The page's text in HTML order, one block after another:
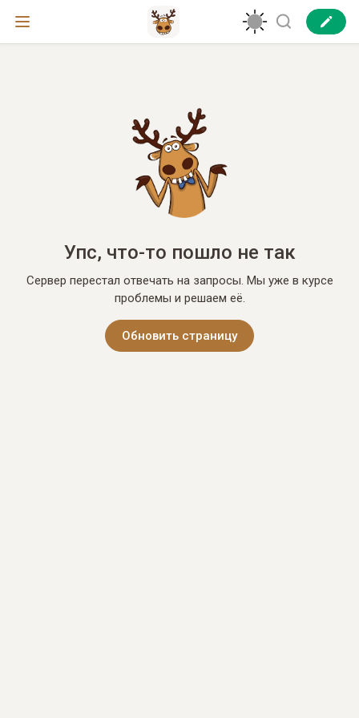
Упс, что-то пошло не так
Сервер перестал отвечать на запросы. Мы уже в курсе
проблемы и решаем её.
Обновить страницу